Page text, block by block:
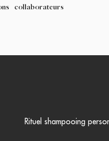
collaborateurs
Rituel shampooing